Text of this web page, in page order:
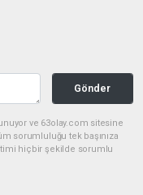
Gönder
ve 63olay.com sitesine
sorumluluğu tek başınıza
hiçbir şekilde sorumlu